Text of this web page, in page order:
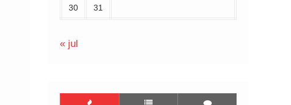
30 31
« jul